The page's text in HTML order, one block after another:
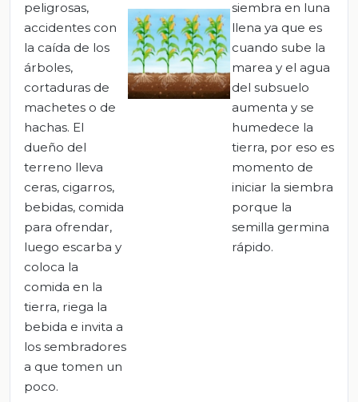
peligrosas,
accidentes con
la caída de los
árboles,
cortaduras de
machetes o de
hachas. El
dueño del
terreno lleva
ceras, cigarros,
bebidas, comida
para ofrendar,
luego escarba y
coloca la
comida en la
tierra, riega la
bebida e invita a
los sembradores
a que tomen un
poco.
siembra en luna
llena ya que es
cuando sube la
marea y el agua
del subsuelo
aumenta y se
humedece la
tierra, por eso es
momento de
iniciar la siembra
porque la
semilla germina
rápido.